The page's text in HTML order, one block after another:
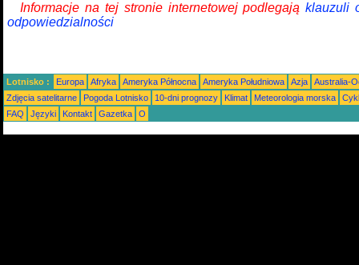
Informacje na tej stronie internetowej podlegająklauzuli
odpowiedzialności
Lotnisko : Europa Afryka Ameryka Północna Ameryka Południowa Azja
Australia-
Zdjęcia satelitarne
Pogoda Lotnisko 10-dni prognozy Klimat Meteorologia morska
FAQ
Języki Kontakt Gazetka O